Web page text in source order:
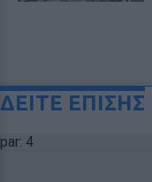
ΔΕΙΤΕ ΕΠΙΣΗΣ
par: 4